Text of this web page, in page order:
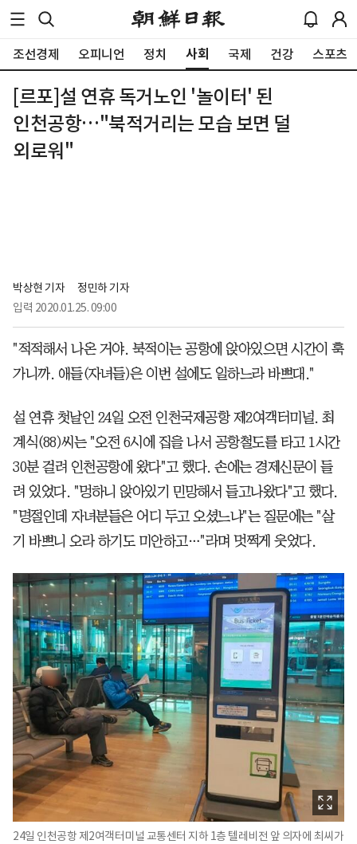
조선경제 오피니언 정치 사회 국제 건강 스포츠
[르포]설 연휴 독거노인 '놀이터' 된
인천공항…"북적거리는 모습 보면 덜
외로워"
박상현 기자
정민하 기자
입력 2020.01.25. 09:00
"적적해서 나온 거야. 북적이는 공항에 앉아있으면 시간이 훅
가니까. 애들(자녀들)은 이번 설에도 일하느라 바쁘대."
설 연휴 첫날인 24일 오전 인천국제공항 제2여객터미널. 최
계식(88)씨는 "오전 6시에 집을 나서 공항철도를 타고 1시간
30분 걸려 인천공항에 왔다"고 했다. 손에는 경제신문이 들
려 있었다. "멍하니 앉아있기 민망해서 들고나왔다"고 했다.
"명절인데 자녀분들은 어디 두고 오셨느냐"는 질문에는 "살
기 바쁘니 오라 하기도 미안하고…"라며 멋쩍게 웃었다.
24일 인천공항 제2여객터미널 교통센터 지하 1층 텔레비전 앞 의자에 최씨가